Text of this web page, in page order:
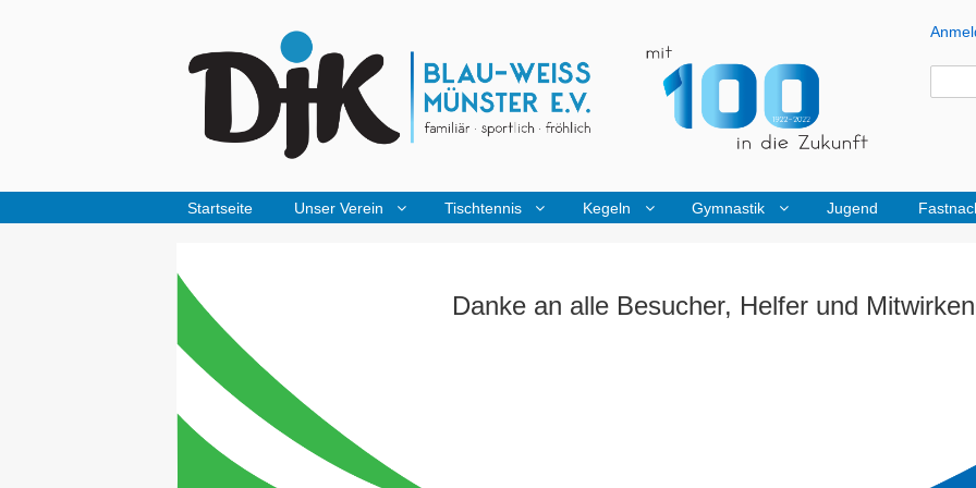
Startseite Unser Verein Tischtennis Kegeln Gymnastik Jugend
Danke an alle Besucher, Helfer und